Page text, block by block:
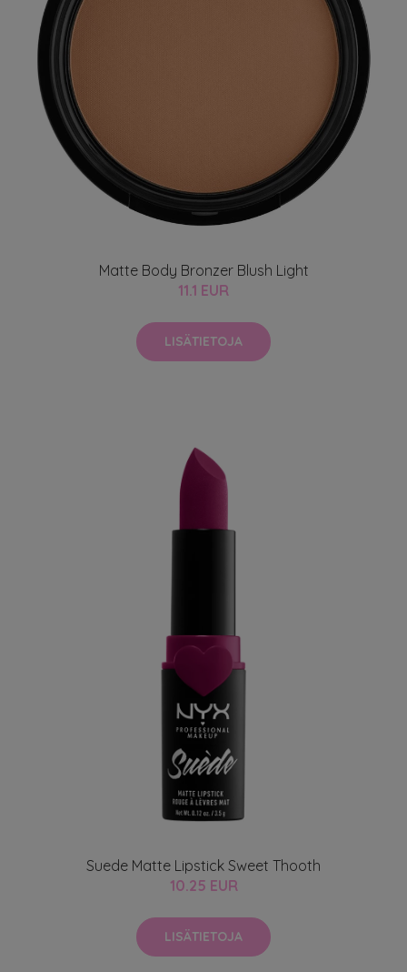
Matte Body Bronzer Blush Light
11.1 EUR
LISÄTIETOJA
Suede Matte Lipstick Sweet Thooth
10.25 EUR
LISÄTIETOJA